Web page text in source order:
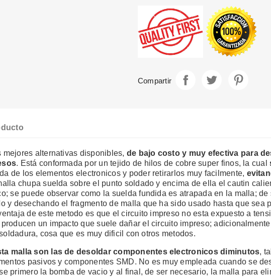
Compartir
alternativas disponibles, de bajo costo y muy efectiva para
. Está conformada por un tejido de hilos de cobre super finos, la cual
de los elementos electronicos y poder retirarlos muy facilmente,
chupa suelda sobre el punto soldado y encima de ella el cautin
se puede observar como la suelda fundida es atrapada en la malla;
y desechando el fragmento de malla que ha sido usado hasta que sea
de este metodo es que el circuito impreso no esta expuesto a
un impacto que suele dañar el circuito impreso;
cosa que es muy dificil con otros metodos.
malla son las de desoldar componentes electronicos diminutos,
pasivos y componentes SMD. No es muy empleada cuando se
primero la bomba de vacio y al final, de ser necesario, la malla para